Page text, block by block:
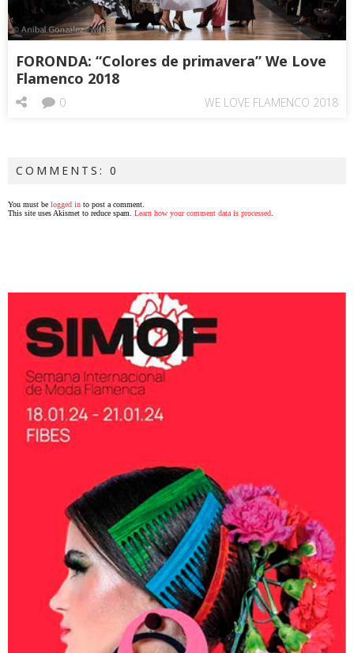
FORONDA: “Colores de primavera” We Love
Flamenco 2018
WE LOVE FLAMENCO 2018
0
COMMENTS: 0
You must be logged in to post a comment.
This site uses Akismet to reduce spam. Learn how your comment data is processed.